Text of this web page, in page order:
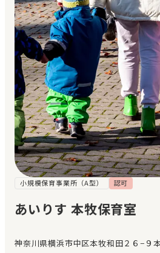
地域から探す
マイページ
閲覧履歴
お気に入り
見学日記
メッセージ
おすすめの園
エンクルの特徴と活用方法
小規模保育事業所（A型） 認可
あいりす 本牧保育室
神奈川県横浜市中区本牧和田２６−９